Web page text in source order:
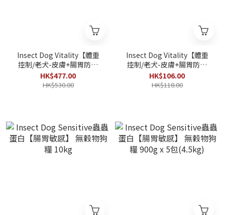
Insect Dog Vitality【體重
控制/老犬-皮膚+腸胃防敏
感】 蟲蟲蛋白+鴨肉 無麩狗
糧 900g x 5包(4.5kg)
HK$477.00
HK$530.00
Insect Dog Vitality【體重
控制/老犬-皮膚+腸胃防敏
感】 蟲蟲蛋白+鴨肉 無麩狗
糧 900g
HK$106.00
HK$118.00